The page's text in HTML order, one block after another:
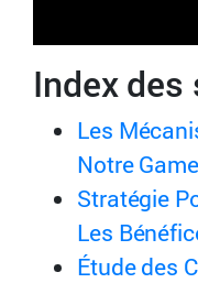
Index des
Les
Notre Game
Stratégie
Les
Étude des